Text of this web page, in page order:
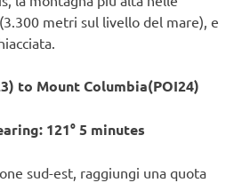
metri sul livello del mare), e
to Mount Columbia(POI24)
121° 5 minutes
sud-est, raggiungi una quota